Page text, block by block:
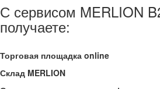
С сервисом MERLION
получаете:
Торговая площадка online
Склад MERLION